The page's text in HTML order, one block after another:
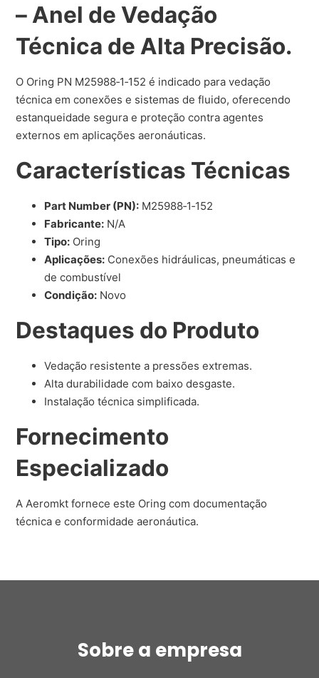
– Anel de Vedação
Técnica de Alta Precisão.
O Oring PN M25988‑1‑152 é indicado para vedação
técnica em conexões e sistemas de fluido, oferecendo
estanqueidade segura e proteção contra agentes
externos em aplicações aeronáuticas.
Características Técnicas
Part Number (PN): M25988‑1‑152
Fabricante: N/A
Tipo: Oring
Aplicações: Conexões hidráulicas, pneumáticas e
de combustível
Condição: Novo
Destaques do Produto
Vedação resistente a pressões extremas.
Alta durabilidade com baixo desgaste.
Instalação técnica simplificada.
Fornecimento
Especializado
A Aeromkt fornece este Oring com documentação
técnica e conformidade aeronáutica.
Sobre a empresa